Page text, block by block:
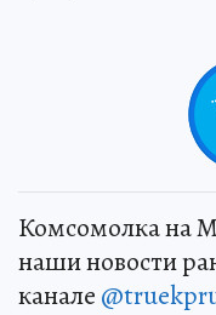
Комсомолка на
наши новости
канале